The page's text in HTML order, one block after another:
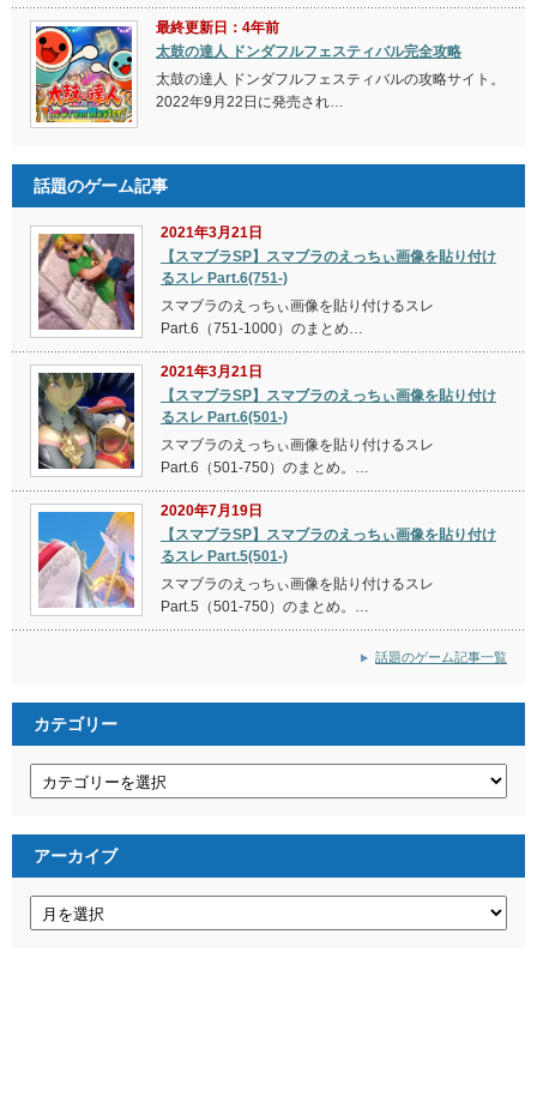
最終更新日：4年前
太鼓の達人 ドンダフルフェスティバル完全攻略
太鼓の達人 ドンダフルフェスティバルの攻略サイト。
2022年9月22日に発売され…
話題のゲーム記事
2021年3月21日
【スマブラSP】スマブラのえっちぃ画像を貼り付け
るスレ Part.6(751-)
スマブラのえっちぃ画像を貼り付けるスレ
Part.6（751-1000）のまとめ…
2021年3月21日
【スマブラSP】スマブラのえっちぃ画像を貼り付け
るスレ Part.6(501-)
スマブラのえっちぃ画像を貼り付けるスレ
Part.6（501-750）のまとめ。…
2020年7月19日
【スマブラSP】スマブラのえっちぃ画像を貼り付け
るスレ Part.5(501-)
スマブラのえっちぃ画像を貼り付けるスレ
Part.5（501-750）のまとめ。…
話題のゲーム記事一覧
カテゴリー
アーカイブ